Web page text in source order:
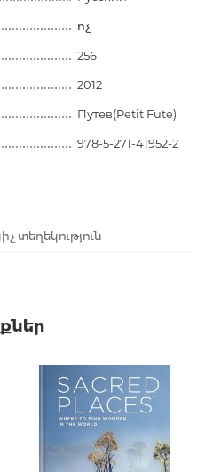
ոչ
256
2012
Путев(Petit Fute)
978-5-271-41952-2
տեղեկություն
Астрель
Русский